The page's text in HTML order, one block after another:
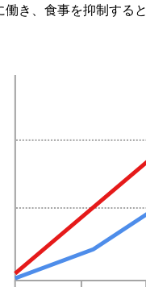
き、食事を抑制する